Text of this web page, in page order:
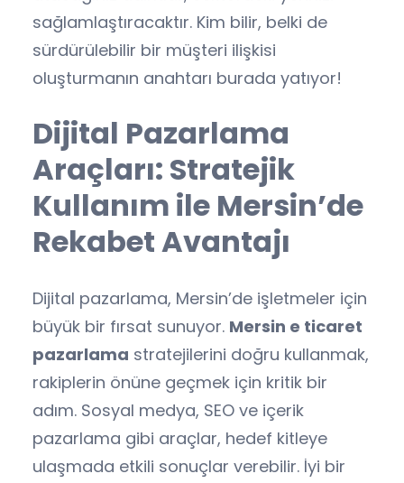
sağlamlaştıracaktır. Kim bilir, belki de
sürdürülebilir bir müşteri ilişkisi
oluşturmanın anahtarı burada yatıyor!
Dijital Pazarlama
Araçları: Stratejik
Kullanım ile Mersin’de
Rekabet Avantajı
Dijital pazarlama, Mersin’de işletmeler için
büyük bir fırsat sunuyor. Mersin e ticaret
pazarlama stratejilerini doğru kullanmak,
rakiplerin önüne geçmek için kritik bir
adım. Sosyal medya, SEO ve içerik
pazarlama gibi araçlar, hedef kitleye
ulaşmada etkili sonuçlar verebilir. İyi bir